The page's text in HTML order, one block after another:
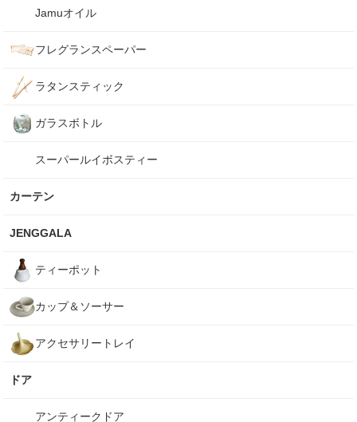
Jamuオイル
フレグランスペーパー
ラタンスティック
ガラスボトル
スーパールイボスティー
カーテン
JENGGALA
ティーポット
カップ＆ソーサー
アクセサリートレイ
ドア
アンティークドア